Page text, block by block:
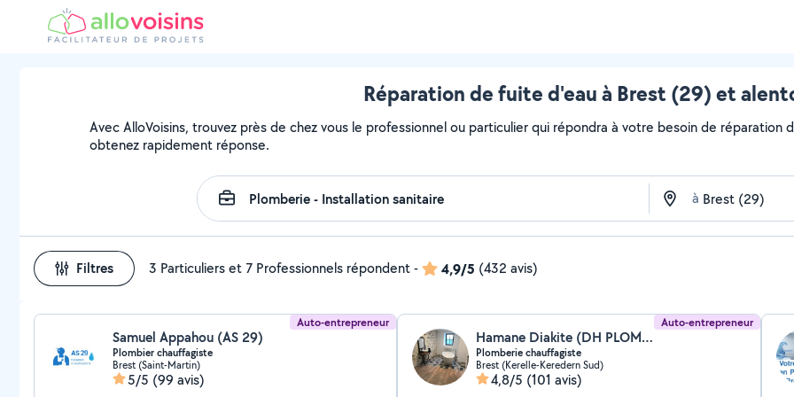
Réparation de fuite d'eau à Brest (29) et
Avec AlloVoisins, trouvez près de chez vous le professionnel ou particulier qui répondra à votre besoin de
obtenez rapidement réponse.
à
Filtres 3 Particuliers et 7 Professionnels répondent- 4,9/5 (432 avis)
Auto-entrepreneur
Samuel Appahou (AS 29)
Plombier chauffagiste
Brest (Saint-Martin)
5/5 (99 avis)
Auto-entrepreneur
Hamane Diakite (DH PLOMBERIE CHAUFFAGISTE)
Plomberie chauffagiste
Brest (Kerelle-Keredern Sud)
4,8/5 (101 avis)